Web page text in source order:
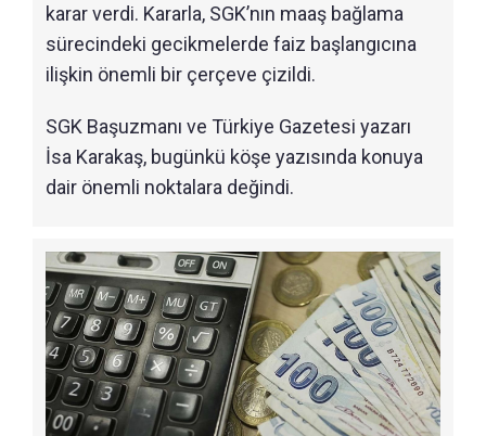
karar verdi. Kararla, SGK’nın maaş bağlama
sürecindeki gecikmelerde faiz başlangıcına
ilişkin önemli bir çerçeve çizildi.
SGK Başuzmanı ve Türkiye Gazetesi yazarı
İsa Karakaş, bugünkü köşe yazısında konuya
dair önemli noktalara değindi.